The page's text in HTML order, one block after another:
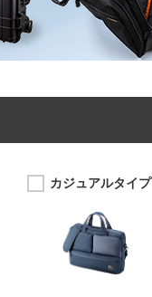
カジュアルタイプ